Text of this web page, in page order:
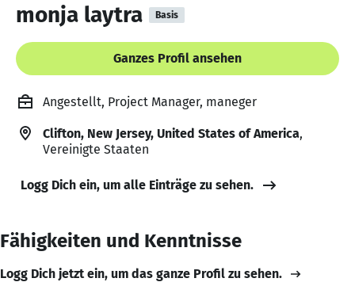
monja laytra Basis
Ganzes Profil ansehen
Angestellt, Project Manager, maneger
Clifton, New Jersey, United States of America,
Vereinigte Staaten
Logg Dich ein, um alle Einträge zu sehen.
Fähigkeiten und Kenntnisse
Logg Dich jetzt ein, um das ganze Profil zu sehen.